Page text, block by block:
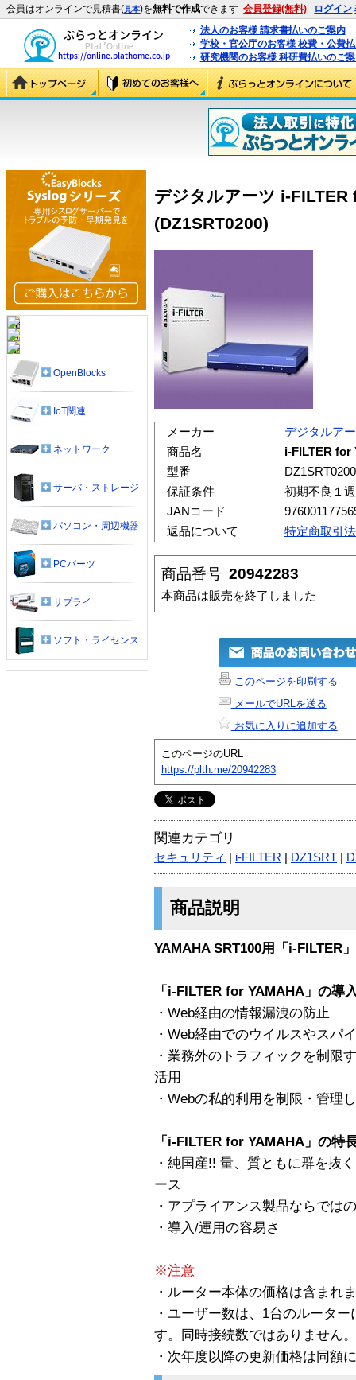
会員はオンラインで見積書(見本)を無料で作成できます 会員登録(無料) ログイン
法人のお客様 請求書払いのご案内
学校・官公庁のお客様 校費・公費
研究機関のお客様 科研費払いのご
デジタルアーツ i-
(DZ1SRT0200)
メーカー
デジタルア
商品名
i-FILTER
型番
DZ1SRT0200
保証条件
初期不良１
JANコード
返品について
特定商取引
商品番号 20942283
本商品は販売を終了しました
このページを印刷する
メールでURLを送る
お気に入りに追加する
このページのURL
https://plth.me/20942283
関連カテゴリ
セキュリティ i-FILTER DZ1SRT
商品説明
YAMAHA SRT100用「i-FILTER
「i-FILTER for YAMAHA」の導
・Web経由の情報漏洩の防止
・Web経由でのウイルスやスパ
・業務外のトラフィックを制限
活用
・Webの私的利用を制限・管理
「i-FILTER for YAMAHA」の特
・純国産!! 量、質ともに群を抜
ース
・アプライアンス製品ならでは
・導入/運用の容易さ
※注意
・ルーター本体の価格は含まれ
・ユーザー数は、1台のルータ
す。同時接続数ではありません。
・次年度以降の更新価格は同額
OpenBlocks
IoT関連
ネットワーク
サーバ・ストレージ
パソコン・周辺機器
PCパーツ
サプライ
ソフト・ライセンス